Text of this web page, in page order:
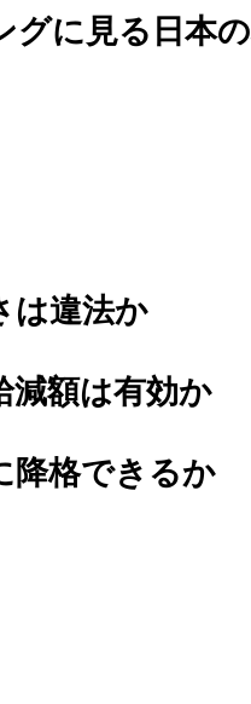
グに見る日本
は違法か
減額は有効か
降格できるか